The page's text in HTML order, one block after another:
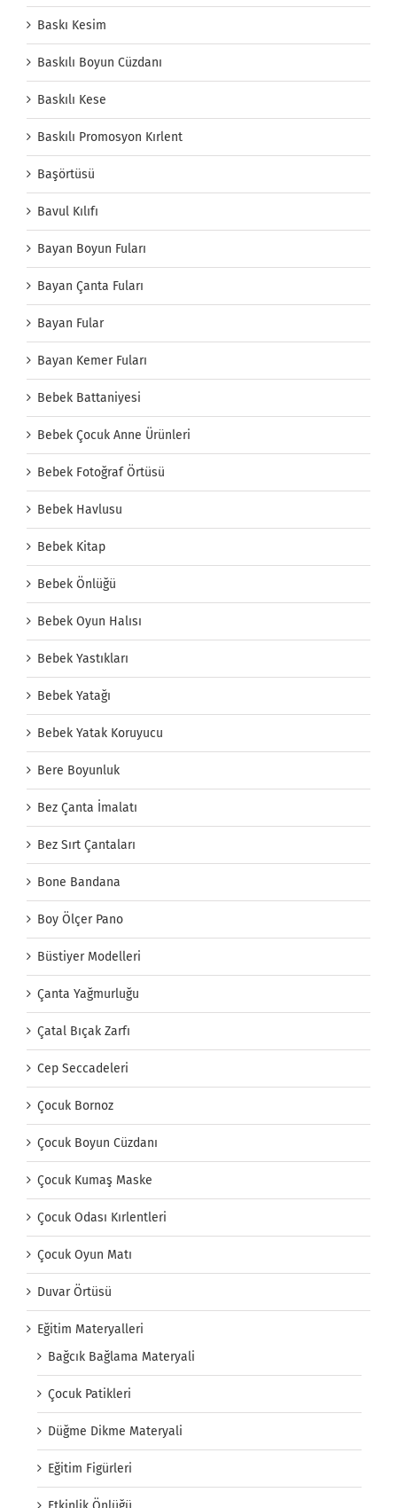
Baskı Kesim
Baskılı Boyun Cüzdanı
Baskılı Kese
Baskılı Promosyon Kırlent
Başörtüsü
Bavul Kılıfı
Bayan Boyun Fuları
Bayan Çanta Fuları
Bayan Fular
Bayan Kemer Fuları
Bebek Battaniyesi
Bebek Çocuk Anne Ürünleri
Bebek Fotoğraf Örtüsü
Bebek Havlusu
Bebek Kitap
Bebek Önlüğü
Bebek Oyun Halısı
Bebek Yastıkları
Bebek Yatağı
Bebek Yatak Koruyucu
Bere Boyunluk
Bez Çanta İmalatı
Bez Sırt Çantaları
Bone Bandana
Boy Ölçer Pano
Büstiyer Modelleri
Çanta Yağmurluğu
Çatal Bıçak Zarfı
Cep Seccadeleri
Çocuk Bornoz
Çocuk Boyun Cüzdanı
Çocuk Kumaş Maske
Çocuk Odası Kırlentleri
Çocuk Oyun Matı
Duvar Örtüsü
Eğitim Materyalleri
Bağcık Bağlama Materyali
Çocuk Patikleri
Düğme Dikme Materyali
Eğitim Figürleri